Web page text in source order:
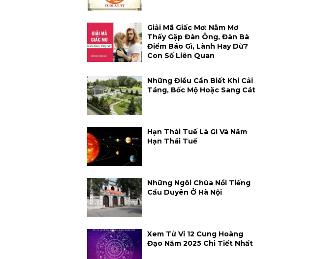
Giải Mã Giấc Mơ: Nằm Mơ
Thấy Gặp Đàn Ông, Đàn Bà
Điềm Báo Gì, Lành Hay Dữ?
Con Số Liên Quan
Những Điều Cần Biết Khi Cải
Táng, Bốc Mộ Hoặc Sang Cát
Hạn Thái Tuế Là Gì Và Năm
Hạn Thái Tuế
Những Ngôi Chùa Nổi Tiếng
Cầu Duyên Ở Hà Nội
Xem Tử Vi 12 Cung Hoàng
Đạo Năm 2025 Chi Tiết Nhất